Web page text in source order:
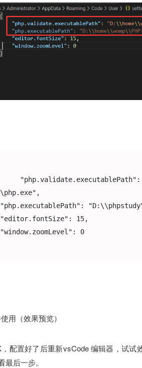
用（效果预览）
配置好了后重新vsCode 编辑器，试
最后一步。